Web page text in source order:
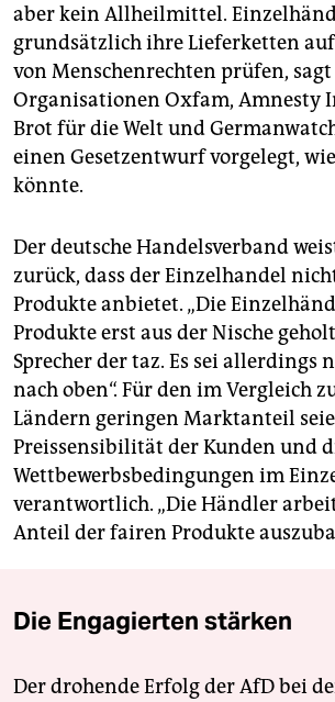
aber kein Allheilmittel.
grundsätzlich ihre Lieferketten
von Menschenrechten prüfen, sagt
Organisationen Oxfam, Amnesty
Brot für die Welt und
einen Gesetzentwurf vorgelegt,
könnte.
Der deutsche Handelsverband
zurück, dass der Einzelhandel
Produkte anbietet. „Die
Produkte erst aus der Nische
Sprecher der taz. Es sei allerdings
nach oben“. Für den im Vergleich
Ländern geringen Marktanteil
Preissensibilität der Kunden und
Wettbewerbsbedingungen im
verantwortlich. „Die Händler
Anteil der fairen Produkte
Die Engagierten stärken
Der drohende Erfolg der AfD bei